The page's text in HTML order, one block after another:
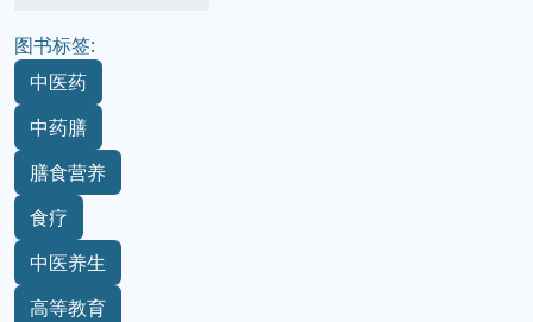
图书标签:
中医药
中药膳
膳食营养
食疗
中医养生
高等教育